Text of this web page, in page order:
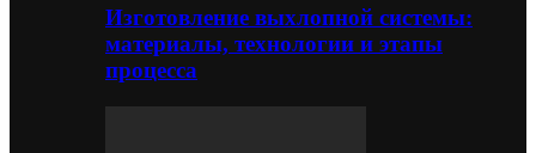
Изготовление выхлопной системы:
материалы, технологии и этапы
процесса